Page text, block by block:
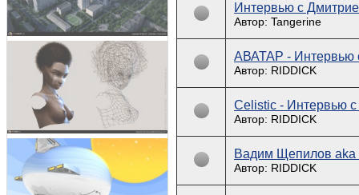
Интервью с
Автор: Tangerine
АВАТАР - Интервью
Автор: RIDDICK
Celistic - Интервью
Автор: RIDDICK
Вадим Щепилов aka
Автор: RIDDICK